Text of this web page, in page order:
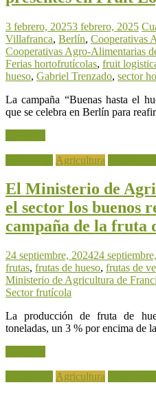
3 febrero, 20253 febrero, 2025
Villafranca, Berlín, Cooperativas
Cooperativas Agro-Alimentarias
Ferias hortofrutícolas, fruit
hueso, Gabriel Trenzado, sector
La campaña “Buenas hasta el
que se celebra en Berlín para
Agricultura
El Ministerio de
el sector los buenos
campaña de la fruta
24 septiembre, 202424
frutas, frutas de hueso, frutas de
Ministerio de Agricultura de
Sector frutícola
La producción de fruta de
toneladas, un 3 % por encima de
Agricultura